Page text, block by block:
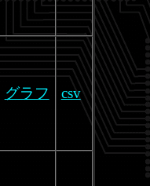
グラフ csv